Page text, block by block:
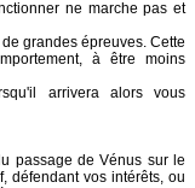
ne marche pas et
grandes épreuves. Cette
à être moins
arrivera alors vous
passage de Vénus sur le
défendant vos intérêts, ou